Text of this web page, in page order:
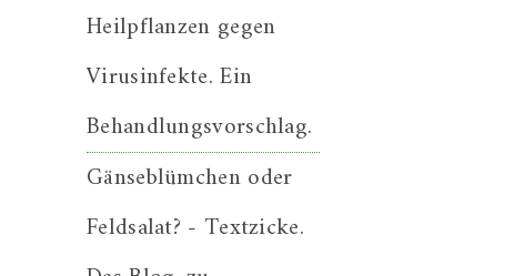
Heilpflanzen gegen
Virusinfekte. Ein
Behandlungsvorschlag.
Gänseblümchen oder
Feldsalat? - Textzicke.